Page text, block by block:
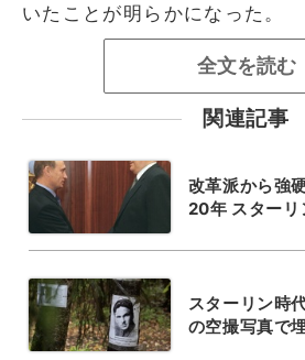
いたことが明らかになった。
全文を読む
関連記事
改革派から強
20年 スター
スターリン時
の空撮写真で